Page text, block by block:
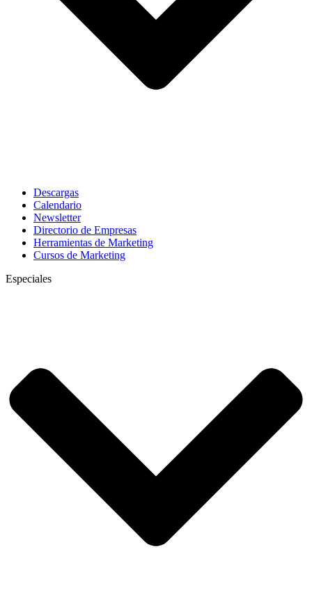
Descargas
Calendario
Newsletter
Directorio de Empresas
Herramientas de Marketing
Cursos de Marketing
Especiales